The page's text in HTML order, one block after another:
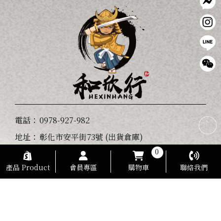
電話： 0978-927-982
地址： 彰化市安平街73號 (出貨倉庫)
營業時間：AM 09：00-PM 18：00
傳真：04-735-3260
產品 Product 會員專區 購物車
0
聯絡我們